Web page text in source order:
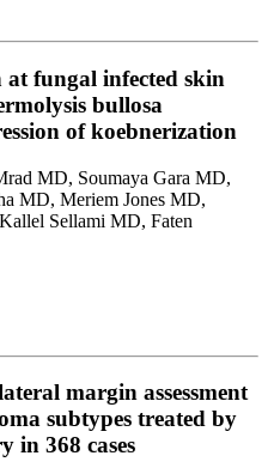
fungal infected skin
bullosa
of koebnerization
MD, Soumaya Gara MD,
MD, Meriem Jones MD,
Sellami MD, Faten
margin assessment
subtypes treated by
in 368 cases